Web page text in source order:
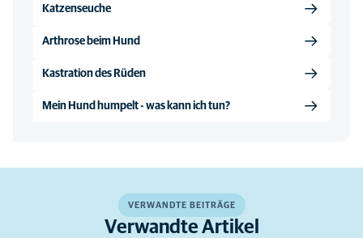
Katzenseuche
Arthrose beim Hund
Kastration des Rüden
Mein Hund humpelt - was kann ich tun?
VERWANDTE BEITRÄGE
Verwandte Artikel